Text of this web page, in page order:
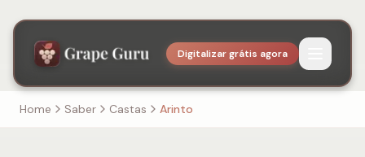
Digitalizar grátis agora
Home Saber Castas Arinto